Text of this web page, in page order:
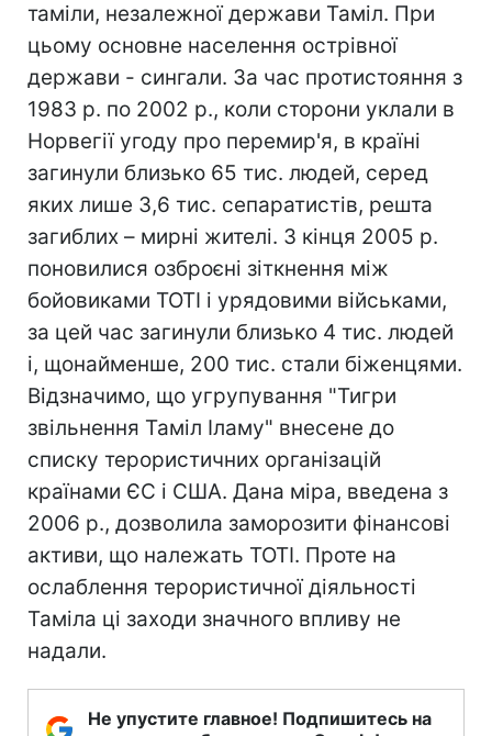
таміли, незалежної держави Таміл. При
цьому основне населення острівної
держави - сингали. За час протистояння з
1983 р. по 2002 р., коли сторони уклали в
Норвегії угоду про перемир'я, в країні
загинули близько 65 тис. людей, серед
яких лише 3,6 тис. сепаратистів, решта
загиблих – мирні жителі. З кінця 2005 р.
поновилися озброєні зіткнення між
бойовиками ТОТІ і урядовими військами,
за цей час загинули близько 4 тис. людей
і, щонайменше, 200 тис. стали біженцями.
Відзначимо, що угрупування "Тигри
звільнення Таміл Іламу" внесене до
списку терористичних організацій
країнами ЄС і США. Дана міра, введена з
2006 р., дозволила заморозити фінансові
активи, що належать ТОТІ. Проте на
ослаблення терористичної діяльності
Таміла ці заходи значного впливу не
надали.
Не упустите главное! Подпишитесь на